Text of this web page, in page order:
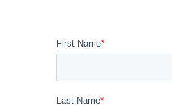
First Name*
Last Name*